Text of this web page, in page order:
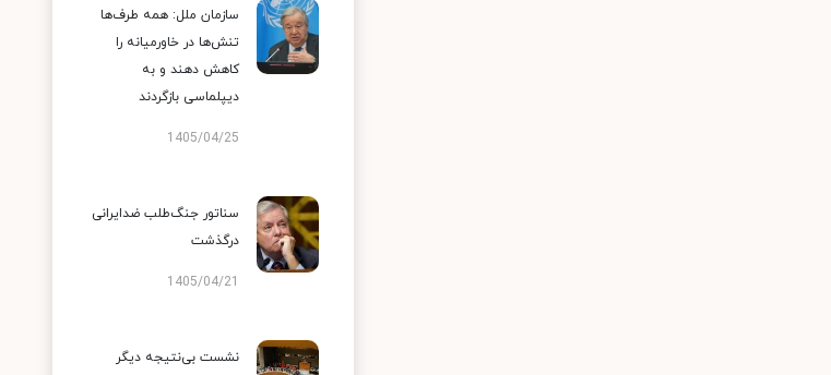
سازمان ملل: همه طرف‌ها
تنش‌ها در خاورمیانه را
کاهش دهند و به
دیپلماسی بازگردند
1405/04/25
سناتور جنگ‌طلب ضدایرانی
درگذشت
1405/04/21
نشست بی‌نتیجه دیگر